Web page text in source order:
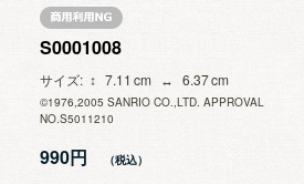
S0001008
サイズ 7.11 6.37
©1976,2005 SANRIO CO.,LTD. APPROVAL
NO.S5011210
990円